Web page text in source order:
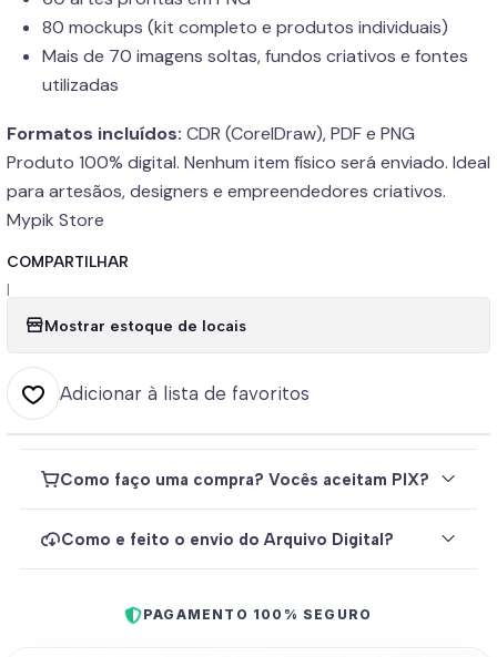
80 mockups (kit completo e produtos individuais)
Mais de 70 imagens soltas, fundos criativos e fontes
utilizadas
Formatos incluídos: CDR (CorelDraw), PDF e PNG
Produto 100% digital. Nenhum item físico será enviado. Ideal
para artesãos, designers e empreendedores criativos.
Mypik Store
COMPARTILHAR
|
Mostrar estoque de locais
Adicionar à lista de favoritos
Como faço uma compra? Vocês aceitam PIX?
Como e feito o envio do Arquivo Digital?
PAGAMENTO 100% SEGURO